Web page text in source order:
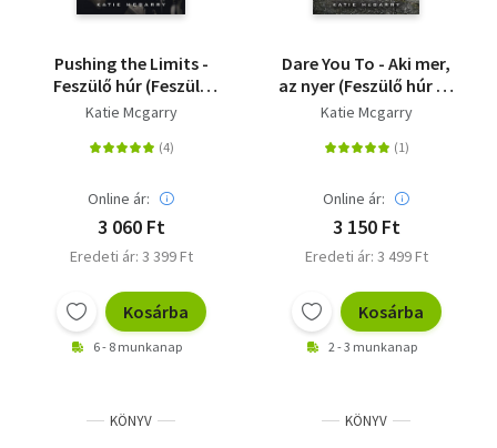
Pushing the Limits -
Feszülő húr (Feszülő
húr 1.) - puha kötés
Katie Mcgarry
Online ár:
3 060 Ft
Eredeti ár: 3 399 Ft
Kosárba
6 - 8 munkanap
Dare You To - Aki mer,
az nyer (Feszülő húr 2.)
- puha kötés
Katie Mcgarry
Online ár:
3 150 Ft
Eredeti ár: 3 499 Ft
Kosárba
2 - 3 munkanap
KÖNYV KÖNYV